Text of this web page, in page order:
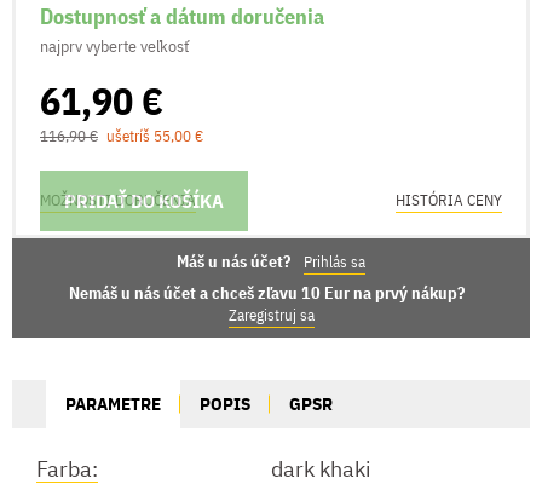
Dostupnosť a dátum doručenia
najprv vyberte veľkosť
61,90 €
116,90 € ušetríš 55,00 €
PRIDAŤ DO KOŠÍKA
MOŽNOSTI DORUČENIA HISTÓRIA CENY
Máš u nás účet? Prihlás sa
Nemáš u nás účet a chceš zľavu 10 Eur na prvý nákup?
Zaregistruj sa
PARAMETRE POPIS GPSR
Farba:
dark khaki